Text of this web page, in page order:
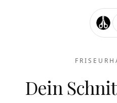
Friseurhaus Gök — Ihr
Dein